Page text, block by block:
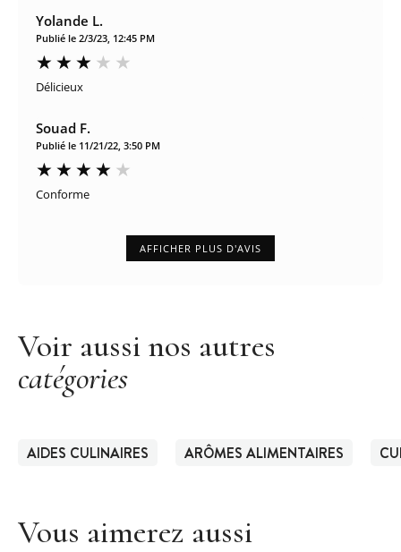
Yolande L.
Publié le 2/3/23, 12:45 PM
Délicieux
Souad F.
Publié le 11/21/22, 3:50 PM
Conforme
AFFICHER PLUS D'AVIS
Voir aussi nos autres
catégories
AIDES CULINAIRES ARÔMES ALIMENTAIRES
Vous aimerez aussi